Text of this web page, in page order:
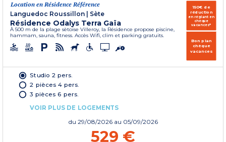
Location en Résidence Référence
Languedoc Roussillon
Sète
Résidence Odalys Terra Gaïa
À 500 m de la plage sètoise Villeroy, la Résidence propose piscine,
hammam, sauna, fitness. Accès Wifi, clim et parking gratuits.
150€ de
réduction
en réglant en
chèque
vacances*
Bon plan
chèque
vacances
Studio 2 pers.
2 pièces 4 pers.
3 pièces 6 pers.
VOIR PLUS DE LOGEMENTS
du 29/08/2026 au 05/09/2026
529 €